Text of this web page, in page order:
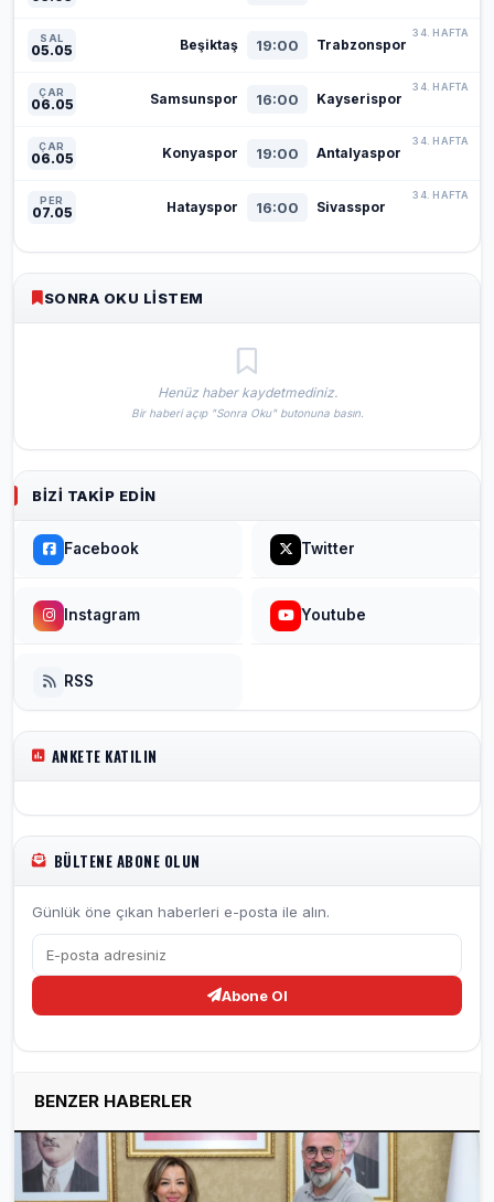
SAL
05.05 Beşiktaş 19:00 Trabzonspor
34. HAFTA
ÇAR
06.05 Samsunspor 16:00 Kayserispor
34. HAFTA
ÇAR
06.05 Konyaspor 19:00 Antalyaspor
34. HAFTA
PER
07.05 Hatayspor 16:00 Sivasspor
34. HAFTA
SONRA OKU LISTEM
Henüz haber kaydetmediniz.
Bir haberi açıp "Sonra Oku" butonuna basın.
BIZI TAKIP EDIN
Facebook Twitter
Instagram Youtube
RSS
ANKETE KATILIN
BÜLTENE ABONE OLUN
Günlük öne çıkan haberleri e-posta ile alın.
Abone Ol
BENZER HABERLER